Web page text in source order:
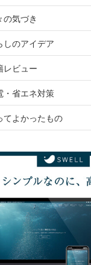
の気づき
しのアイデア
レビュー
・省エネ対策
てよかったもの